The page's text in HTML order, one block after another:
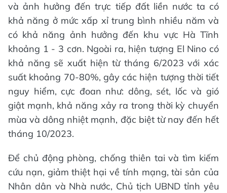
và ảnh hưởng đến trực tiếp đất liền nước ta có
khả năng ở mức xấp xỉ trung bình nhiều năm và
có khả năng ảnh hưởng đến khu vực Hà Tĩnh
khoảng 1 - 3 cơn. Ngoài ra, hiện tượng El Nino có
khả năng sẽ xuất hiện từ tháng 6/2023 với xác
suất khoảng 70-80%, gây các hiện tượng thời tiết
nguy hiểm, cực đoan như: dông, sét, lốc và gió
giật mạnh, khả năng xảy ra trong thời kỳ chuyển
mùa và dông nhiệt mạnh, đặc biệt từ nay đến hết
tháng 10/2023.
Để chủ động phòng, chống thiên tai và tìm kiếm
cứu nạn, giảm thiệt hại về tính mạng, tài sản của
Nhân dân và Nhà nước, Chủ tịch UBND tỉnh yêu